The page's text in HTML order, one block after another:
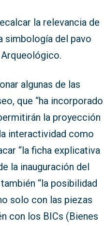
la relevancia de
simbología del pavo
algunas de las
que “ha incorporado
la proyección
interactividad como
“la ficha explicativa
la inauguración del
“la posibilidad
solo con las piezas
con los BICs (Bienes